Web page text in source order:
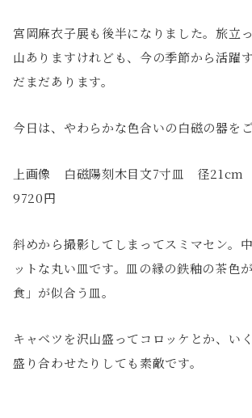
宮岡麻衣子展も後半になりました。旅立
山ありますけれども、今の季節から活躍
だまだあります。
今日は、やわらかな色合いの白磁の器をご
上画像 白磁陽刻木目文7寸皿 径
9720円
斜めから撮影してしまってスミマセン。
ットな丸い皿です。皿の縁の鉄釉の茶色
食」が似合う皿。
キャベツを沢山盛ってコロッケとか、い
盛り合わせたりしても素敵です。